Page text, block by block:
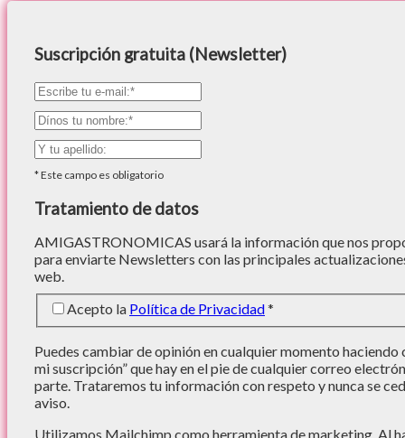
Suscripción gratuita (Newsletter)
*Este campo es obligatorio
Tratamiento de datos
AMIGASTRONOMICAS usará la información que nos
para enviarte Newsletters con las principales
web.
Acepto la Política de Privacidad*
Puedes cambiar de opinión en cualquier momento haciendo
mi suscripción” que hay en el pie de cualquier correo
parte. Trataremos tu información con respeto y nunca se
aviso.
Utilizamos Mailchimp como herramienta de marketing. Al